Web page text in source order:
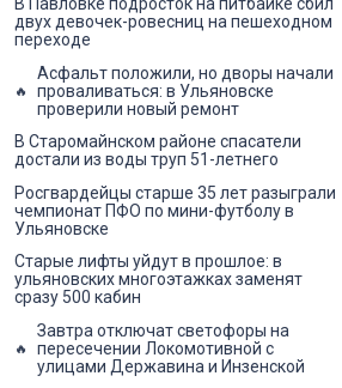
двух девочек-ровесниц на пешеходном
переходе
Асфальт положили, но дворы начали
проваливаться: в Ульяновске
проверили новый ремонт
В Старомайнском районе спасатели
достали из воды труп 51-летнего
Росгвардейцы старше 35 лет разыграли
чемпионат ПФО по мини-футболу в
Ульяновске
Старые лифты уйдут в прошлое: в
ульяновских многоэтажках заменят
сразу 500 кабин
Завтра отключат светофоры на
пересечении Локомотивной с
улицами Державина и Инзенской